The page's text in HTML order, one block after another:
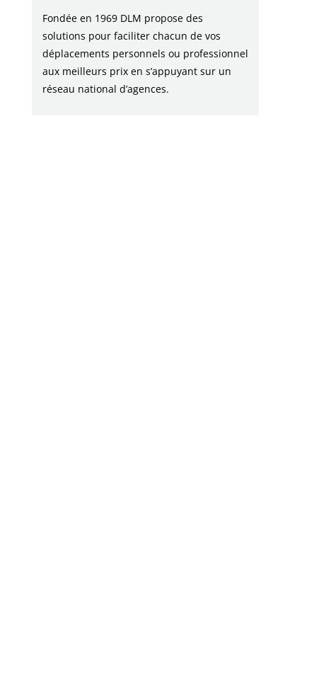
Fondée en 1969 DLM propose des
solutions pour faciliter chacun de vos
déplacements personnels ou professionnel
aux meilleurs prix en s’appuyant sur un
réseau national d’agences.